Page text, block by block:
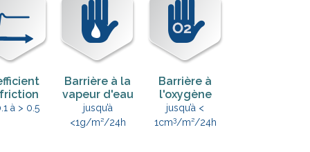
à > 0.5
Barrière à la
vapeur d'eau
jusqu’à
<1g/m²/24h
Barrière à
l'oxygène
jusqu’à <
1cm3/m²/24h